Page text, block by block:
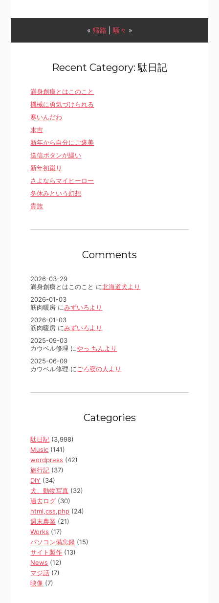
« 帰路 騒々 »
Recent Category: 駄日記
満身創痍とはこのこと
機械に勇気づけられる
寒いんだわ
末吉
新年から自分にご褒美
送信ボタンが緩い
新年初蹴り
さよならマイヒーロー
冬休みという幻想
貴族
Comments
2026-03-29
満身創痍とはこのこと に北海道犬より
2026-01-03
筋肉暖房 にみずいろより
2026-01-03
筋肉暖房 にみずいろより
2025-09-03
カウベル修理 にやっ ちんより
2025-06-09
カウベル修理 に ごろ寝の人より
Categories
駄日記 (3,998)
Music (141)
wordpress (42)
旅行記 (37)
DIY (34)
犬、動物写真 (32)
過去ログ (30)
html,css,php (24)
週末農業 (21)
Works (17)
パソコン備忘録 (15)
サイト製作 (13)
News (12)
マジ話 (7)
映像 (7)